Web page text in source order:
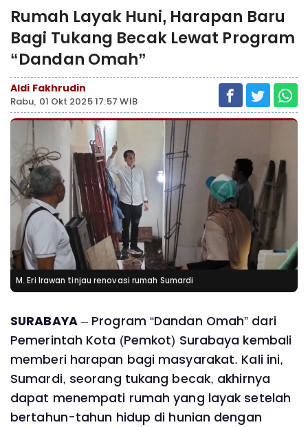
Rumah Layak Huni, Harapan Baru
Bagi Tukang Becak Lewat Program
“Dandan Omah”
Aldi Fakhrudin
Rabu, 01 Okt 2025 17:57 WIB
M. Eri Irawan tinjau renovasi rumah Sumardi
SURABAYA– Program “Dandan Omah” dari
Pemerintah Kota (Pemkot) Surabaya kembali
memberi harapan bagi masyarakat. Kali ini,
Sumardi, seorang tukang becak, akhirnya
dapat menempati rumah yang layak setelah
bertahun-tahun hidup di hunian dengan